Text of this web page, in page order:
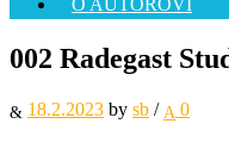
O AUTOROVI
002 Radegast
18.2.2023 by sb / 0